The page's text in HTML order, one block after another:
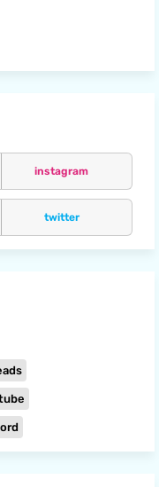
instagram
twitter